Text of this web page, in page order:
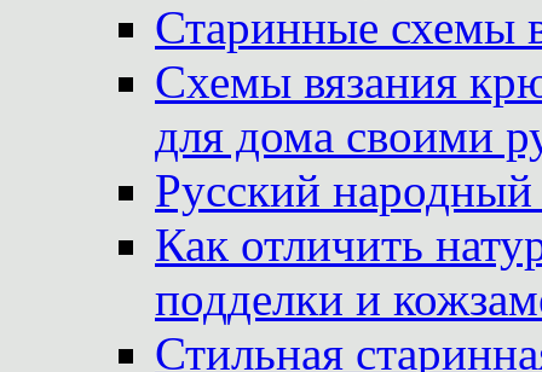
Старинные схемы
Схемы вязания
для дома своими
Русский
Как отличить
подделки и
Стильная